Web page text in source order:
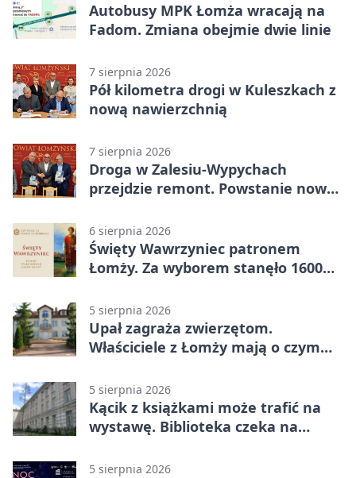
Autobusy MPK Łomża wracają na
Fadom. Zmiana obejmie dwie linie
7 sierpnia 2026
Pół kilometra drogi w Kuleszkach z
nową nawierzchnią
7 sierpnia 2026
Droga w Zalesiu-Wypychach
przejdzie remont. Powstanie nowa
6 sierpnia 2026
Święty Wawrzyniec patronem
Łomży. Za wyborem stanęło 1600
5 sierpnia 2026
Upał zagraża zwierzętom.
Właściciele z Łomży mają o czym
5 sierpnia 2026
Kącik z książkami może trafić na
wystawę. Biblioteka czeka na
5 sierpnia 2026